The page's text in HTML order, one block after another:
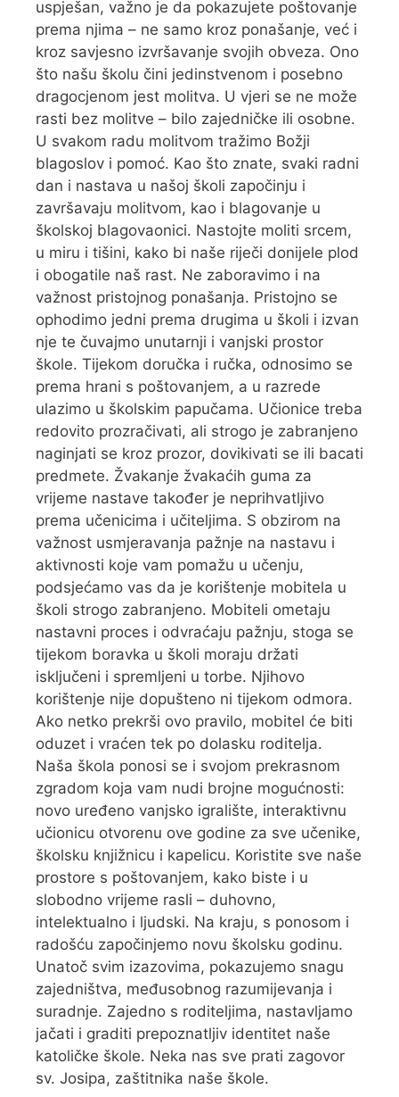
uspješan, važno je da pokazujete poštovanje
prema njima – ne samo kroz ponašanje, već i
kroz savjesno izvršavanje svojih obveza. Ono
što našu školu čini jedinstvenom i posebno
dragocjenom jest molitva. U vjeri se ne može
rasti bez molitve – bilo zajedničke ili osobne.
U svakom radu molitvom tražimo Božji
blagoslov i pomoć. Kao što znate, svaki radni
dan i nastava u našoj školi započinju i
završavaju molitvom, kao i blagovanje u
školskoj blagovaonici. Nastojte moliti srcem,
u miru i tišini, kako bi naše riječi donijele plod
i obogatile naš rast. Ne zaboravimo i na
važnost pristojnog ponašanja. Pristojno se
ophodimo jedni prema drugima u školi i izvan
nje te čuvajmo unutarnji i vanjski prostor
škole. Tijekom doručka i ručka, odnosimo se
prema hrani s poštovanjem, a u razrede
ulazimo u školskim papučama. Učionice treba
redovito prozračivati, ali strogo je zabranjeno
naginjati se kroz prozor, dovikivati se ili bacati
predmete. Žvakanje žvakaćih guma za
vrijeme nastave također je neprihvatljivo
prema učenicima i učiteljima. S obzirom na
važnost usmjeravanja pažnje na nastavu i
aktivnosti koje vam pomažu u učenju,
podsjećamo vas da je korištenje mobitela u
školi strogo zabranjeno. Mobiteli ometaju
nastavni proces i odvraćaju pažnju, stoga se
tijekom boravka u školi moraju držati
isključeni i spremljeni u torbe. Njihovo
korištenje nije dopušteno ni tijekom odmora.
Ako netko prekrši ovo pravilo, mobitel će biti
oduzet i vraćen tek po dolasku roditelja.
Naša škola ponosi se i svojom prekrasnom
zgradom koja vam nudi brojne mogućnosti:
novo uređeno vanjsko igralište, interaktivnu
učionicu otvorenu ove godine za sve učenike,
školsku knjižnicu i kapelicu. Koristite sve naše
prostore s poštovanjem, kako biste i u
slobodno vrijeme rasli – duhovno,
intelektualno i ljudski. Na kraju, s ponosom i
radošću započinjemo novu školsku godinu.
Unatoč svim izazovima, pokazujemo snagu
zajedništva, međusobnog razumijevanja i
suradnje. Zajedno s roditeljima, nastavljamo
jačati i graditi prepoznatljiv identitet naše
katoličke škole. Neka nas sve prati zagovor
sv. Josipa, zaštitnika naše škole.